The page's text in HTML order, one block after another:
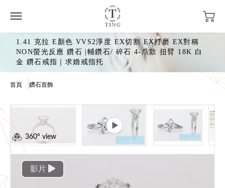
1.41 克拉 E顏色 VVS2淨度 EX切割 EX打磨 EX對稱
NON螢光反應 鑽石 |輔鑽石/ 碎石 4-爪款 扭臂 18K 白
金 鑽石戒指｜求婚戒指托
首頁 鑽石首飾
360° view
影片